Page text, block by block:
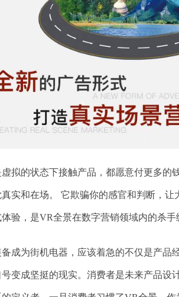
拟的状态下接触产品，都愿意付更多的
实和在场。 它欺骗你的感官和判断，让
验，是VR全景在数字营销领域内的杀手
成为街机电器，应该着急的不仅是产品
变成坚挺的现实。消费者是未来产品设